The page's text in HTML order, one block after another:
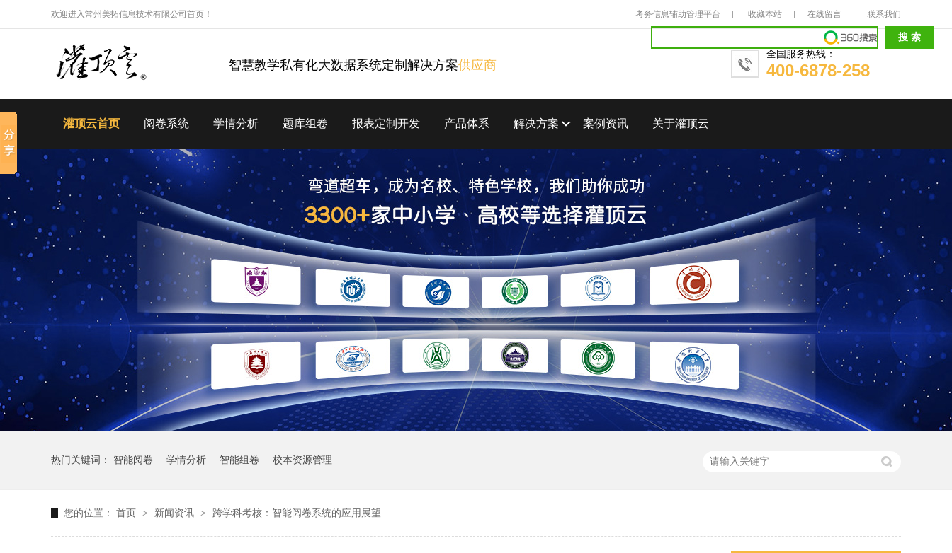
考务信息辅助管理平台 收藏本站 在线留言 联系我们
欢迎进入常州美拓信息技术有限公司首页！
智慧教学私有化大数据系统定制解决方案供应商
全国服务热线：
400-6878-258
灌顶云首页 阅卷系统 学情分析 题库组卷 报表定制开发 产品体系 解决方案 案例资讯 关于灌顶云
热门关键词： 智能阅卷 学情分析 智能组卷 校本资源管理
您的位置： 首页 > 新闻资讯 > 跨学科考核：智能阅卷系统的应用展望